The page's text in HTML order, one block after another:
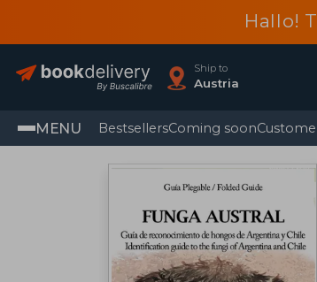
Hallo!
Ship to
Austria
MENU BestsellersComing soon